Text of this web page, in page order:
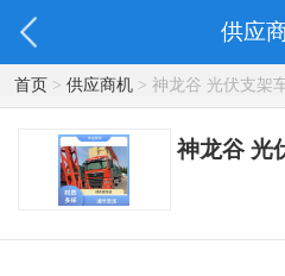
供应
首页> 供应商机> 神龙谷 光伏支架
神龙谷 光